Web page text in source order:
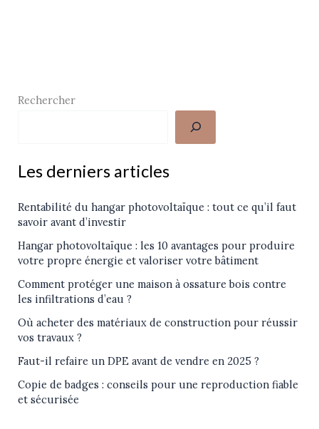
Rechercher
Les derniers articles
Rentabilité du hangar photovoltaïque : tout ce qu’il faut
savoir avant d’investir
Hangar photovoltaïque : les 10 avantages pour produire
votre propre énergie et valoriser votre bâtiment
Comment protéger une maison à ossature bois contre
les infiltrations d’eau ?
Où acheter des matériaux de construction pour réussir
vos travaux ?
Faut-il refaire un DPE avant de vendre en 2025 ?
Copie de badges : conseils pour une reproduction fiable
et sécurisée